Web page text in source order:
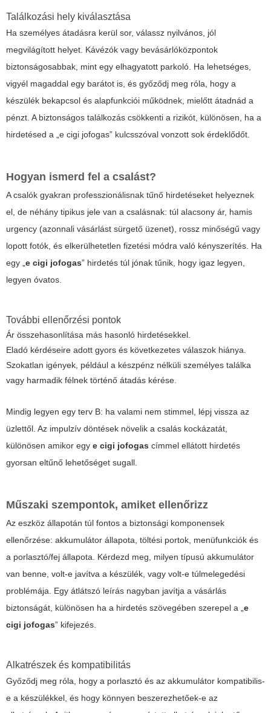
Találkozási hely kiválasztása
Ha személyes átadásra kerül sor, válassz nyilvános, jól
megvilágított helyet. Kávézók vagy bevásárlóközpontok
biztonságosabbak, mint egy elhagyatott parkoló. Ha lehetséges,
vigyél magaddal egy barátot is, és győződj meg róla, hogy a
készülék bekapcsol és alapfunkciói működnek, mielőtt átadnád a
pénzt. A biztonságos találkozás csökkenti a rizikót, különösen, ha a
hirdetésed a „e cigi jofogas” kulcsszóval vonzott sok érdeklődőt.
Hogyan ismerd fel a csalást?
A csalók gyakran professzionálisnak tűnő hirdetéseket helyeznek
el, de néhány tipikus jele van a csalásnak: túl alacsony ár, hamis
urgency (azonnali vásárlást sürgető üzenet), rossz minőségű vagy
lopott fotók, és elkerülhetetlen fizetési módra való kényszerítés. Ha
egy „e cigi jofogas” hirdetés túl jónak tűnik, hogy igaz legyen,
legyen óvatos.
További ellenőrzési pontok
Ár összehasonlítása más hasonló hirdetésekkel.
Eladó kérdéseire adott gyors és következetes válaszok hiánya.
Szokatlan igények, például a készpénz nélküli személyes találka
vagy harmadik félnek történő átadás kérése.
Mindig legyen egy terv B: ha valami nem stimmel, lépj vissza az
üzlettől. Az impulzív döntések növelik a csalás kockázatát,
különösen amikor egy e cigi jofogas címmel ellátott hirdetés
gyorsan eltűnő lehetőséget sugall.
Műszaki szempontok, amiket ellenőrizz
Az eszköz állapotán túl fontos a biztonsági komponensek
ellenőrzése: akkumulátor állapota, töltési portok, menüfunkciók és
a porlasztó/fej állapota. Kérdezd meg, milyen típusú akkumulátor
van benne, volt-e javítva a készülék, vagy volt-e túlmelegedési
problémája. Egy átlátszó leírás nagyban javítja a vásárlás
biztonságát, különösen ha a hirdetés szövegében szerepel a „e
cigi jofogas” kifejezés.
Alkatrészek és kompatibilitás
Győződj meg róla, hogy a porlasztó és az akkumulátor kompatibilis-
e a készülékkel, és hogy könnyen beszerezhetőek-e az